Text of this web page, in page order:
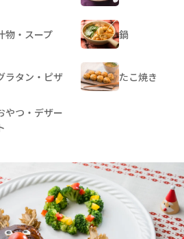
物・スープ 鍋
ラタン・ピザ たこ焼き
やつ・デザー